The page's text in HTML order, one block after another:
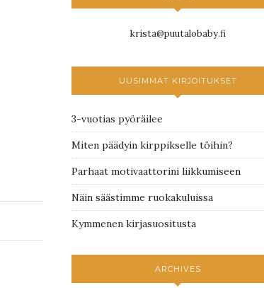
krista@puutalobaby.fi
UUSIMMAT KIRJOITUKSET
3-vuotias pyöräilee
Miten päädyin kirppikselle töihin?
Parhaat motivaattorini liikkumiseen
Näin säästimme ruokakuluissa
Kymmenen kirjasuositusta
ARCHIVES